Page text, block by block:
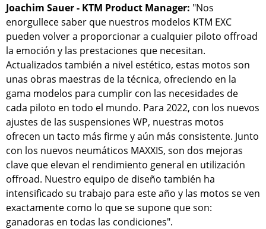
Joachim Sauer - KTM Product Manager: "Nos
enorgullece saber que nuestros modelos KTM EXC
pueden volver a proporcionar a cualquier piloto offroad
la emoción y las prestaciones que necesitan.
Actualizados también a nivel estético, estas motos son
unas obras maestras de la técnica, ofreciendo en la
gama modelos para cumplir con las necesidades de
cada piloto en todo el mundo. Para 2022, con los nuevos
ajustes de las suspensiones WP, nuestras motos
ofrecen un tacto más firme y aún más consistente. Junto
con los nuevos neumáticos MAXXIS, son dos mejoras
clave que elevan el rendimiento general en utilización
offroad. Nuestro equipo de diseño también ha
intensificado su trabajo para este año y las motos se ven
exactamente como lo que se supone que son:
ganadoras en todas las condiciones".